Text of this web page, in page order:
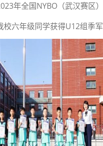
年全国NYBO（武汉赛区）
校六年级同学获得U12组季军